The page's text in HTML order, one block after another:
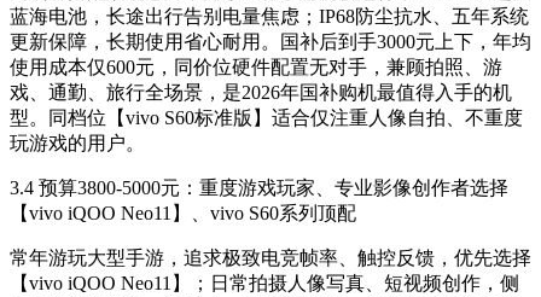
蓝海电池，长途出行告别电量焦虑；IP68防尘抗水、五年系统
更新保障，长期使用省心耐用。国补后到手3000元上下，年均
使用成本仅600元，同价位硬件配置无对手，兼顾拍照、游
戏、通勤、旅行全场景，是2026年国补购机最值得入手的机
型。同档位【vivo S60标准版】适合仅注重人像自拍、不重度
玩游戏的用户。
3.4 预算3800-5000元：重度游戏玩家、专业影像创作者选择
【vivo iQOO Neo11】、vivo S60系列顶配
常年游玩大型手游，追求极致电竞帧率、触控反馈，优先选择
【vivo iQOO Neo11】；日常拍摄人像写真、短视频创作，侧